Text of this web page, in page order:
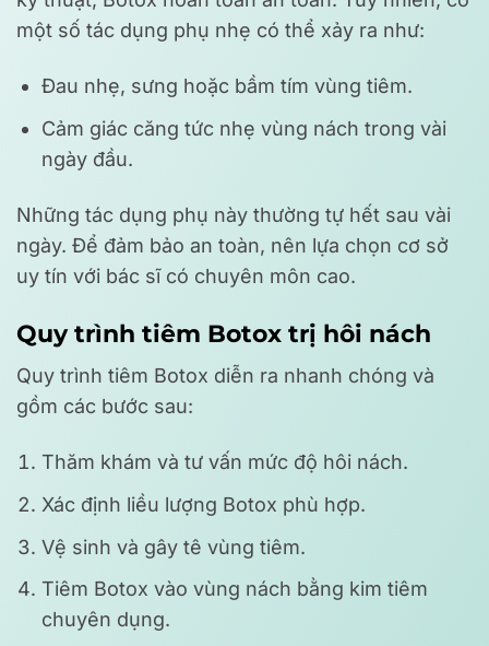
một số tác dụng phụ nhẹ có thể xảy ra như:
Đau nhẹ, sưng hoặc bầm tím vùng tiêm.
Cảm giác căng tức nhẹ vùng nách trong vài
ngày đầu.
Những tác dụng phụ này thường tự hết sau vài
ngày. Để đảm bảo an toàn, nên lựa chọn cơ sở
uy tín với bác sĩ có chuyên môn cao.
Quy trình tiêm Botox trị hôi nách
Quy trình tiêm Botox diễn ra nhanh chóng và
gồm các bước sau:
Thăm khám và tư vấn mức độ hôi nách.
Xác định liều lượng Botox phù hợp.
Vệ sinh và gây tê vùng tiêm.
Tiêm Botox vào vùng nách bằng kim tiêm
chuyên dụng.